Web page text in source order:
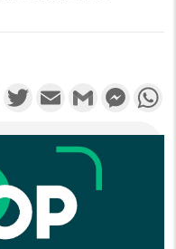
FacebookTwitterEmail Gmail